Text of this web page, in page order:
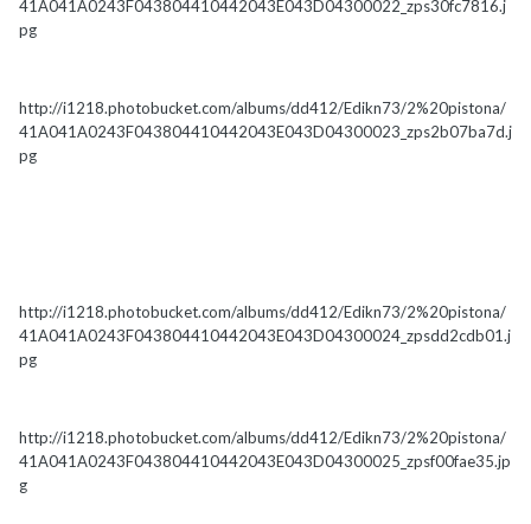
41A041A0243F043804410442043E043D04300022_zps30fc7816.j
pg
http://i1218.photobucket.com/albums/dd412/Edikn73/2%20pistona/
41A041A0243F043804410442043E043D04300023_zps2b07ba7d.j
pg
http://i1218.photobucket.com/albums/dd412/Edikn73/2%20pistona/
41A041A0243F043804410442043E043D04300024_zpsdd2cdb01.j
pg
http://i1218.photobucket.com/albums/dd412/Edikn73/2%20pistona/
41A041A0243F043804410442043E043D04300025_zpsf00fae35.jp
g